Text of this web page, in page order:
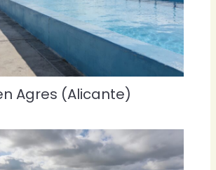
Agres (Alicante)